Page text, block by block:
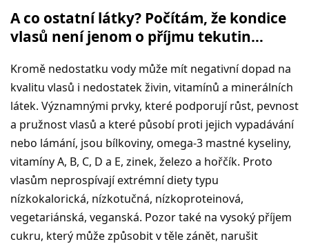
A co ostatní látky? Počítám, že kondice
vlasů není jenom o příjmu tekutin…
Kromě nedostatku vody může mít negativní dopad na
kvalitu vlasů i nedostatek živin, vitamínů a minerálních
látek. Významnými prvky, které podporují růst, pevnost
a pružnost vlasů a které působí proti jejich vypadávání
nebo lámání, jsou bílkoviny, omega-3 mastné kyseliny,
vitamíny A, B, C, D a E, zinek, železo a hořčík. Proto
vlasům neprospívají extrémní diety typu
nízkokalorická, nízkotučná, nízkoproteinová,
vegetariánská, veganská. Pozor také na vysoký příjem
cukru, který může způsobit v těle zánět, narušit